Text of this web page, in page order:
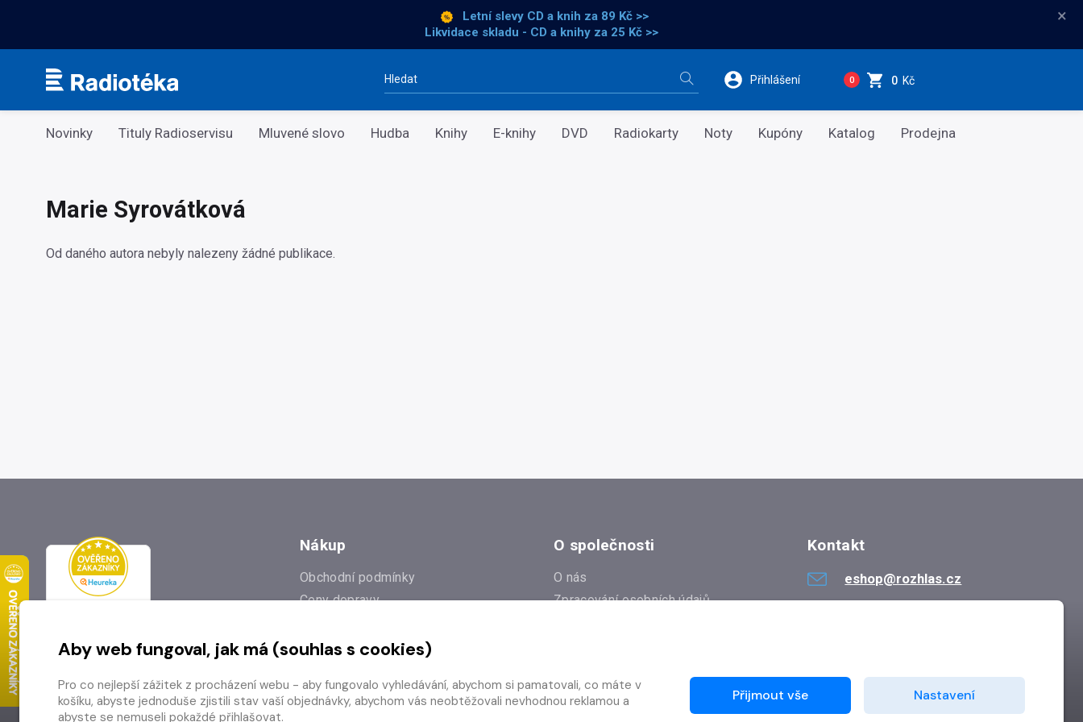
Letní slevy CD a knih za 89 Kč >>
Likvidace skladu - CD a knihy za 25 Kč >>
×
Vyhledávání Přihlášení 0 0 Kč
Kategorie
Novinky Tituly Radioservisu Mluvené slovo Hudba Knihy E-knihy DVD Radiokarty Noty Kupóny Katalog Prodejna
Marie Syrovátková
Od daného autora nebyly nalezeny žádné publikace.
Nákup
Obchodní podmínky
Ceny dopravy
Prodejna
Odstoupení od smlouvy
O společnosti
O nás
Zpracování osobních údajů
Kontakt
eshop@rozhlas.cz
Aby web fungoval, jak má (souhlas s cookies)
Pro co nejlepší zážitek z procházení webu - aby fungovalo vyhledávání, abychom si pamatovali, co máte v
košíku, abyste jednoduše zjistili stav vaší objednávky, abychom vás neobtěžovali nevhodnou reklamou a
abyste se nemuseli pokaždé přihlašovat.
Přijmout vše Nastavení